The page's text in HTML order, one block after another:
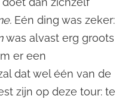
Eén ding was zeker:
was alvast erg groots
er een
dat wel één van de
zijn op deze tour: te